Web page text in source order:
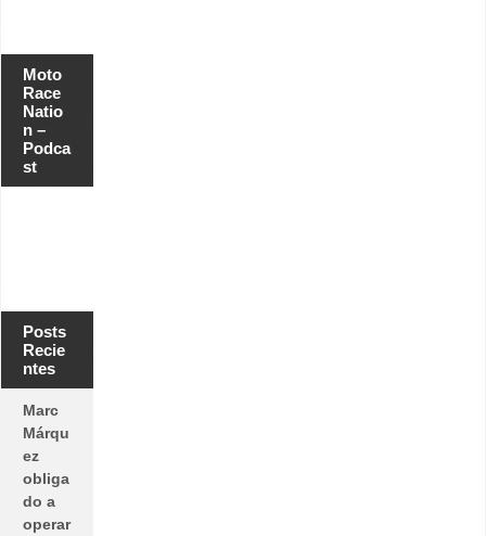
Moto
Race
Natio
n –
Podca
st
Posts
Recie
ntes
Marc
Márqu
ez
obliga
do a
operar